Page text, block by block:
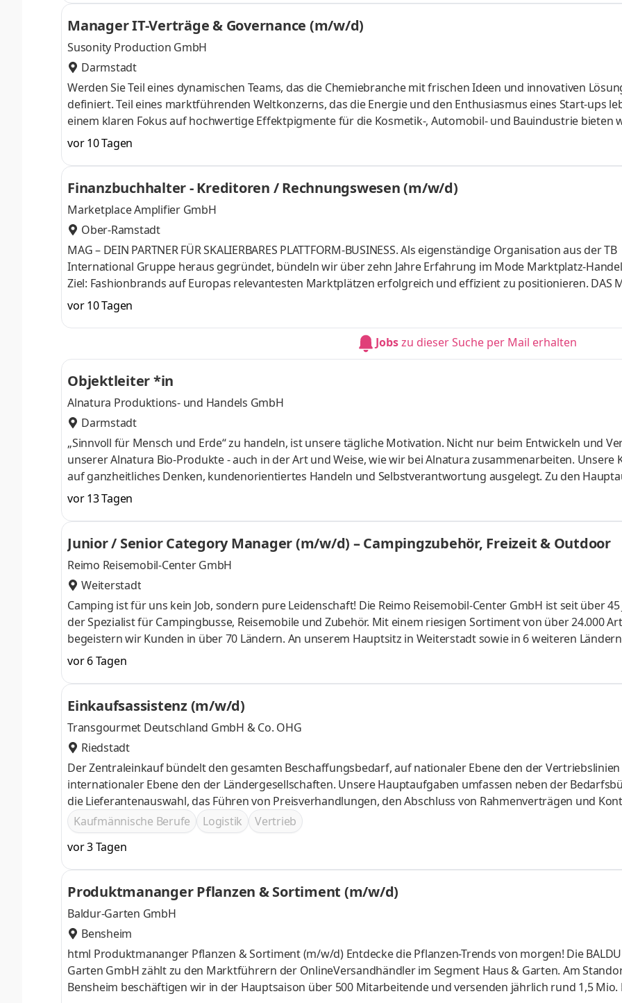
Manager IT-Verträge & Governance (m/w/d)
Susonity Production GmbH
Darmstadt
Werden Sie Teil eines dynamischen Teams, das die Chemiebranche mit frischen Ideen und innovativen
definiert. Teil eines marktführenden Weltkonzerns, das die Energie und den Enthusiasmus eines Start-ups
einem klaren Fokus auf hochwertige Effektpigmente für die Kosmetik-, Automobil- und Bauindustrie bieten
die Möglichkeit, Ihre Fähigkeiten in einem inspirierenden Umfeld zu entfalten. Unsere Produktpalette umfasst
renommierte Marken wie Iriodin®, Colorstream® und Ronastar®. Dabei respektieren wir den Chemie-
mit einer fairen Vergütung, umfassenden Sozialleistungen und gezielte persönliche Förderung. Kommen
und gestalten Sie die brilliante
vor 10 Tagen
Finanzbuchhalter - Kreditoren / Rechnungswesen (m/w/d)
Marketplace Amplifier GmbH
Ober-Ramstadt
MAG – DEIN PARTNER FÜR SKALIERBARES PLATTFORM-BUSINESS. Als eigenständige Organisation aus der TB
International Gruppe heraus gegründet, bündeln wir über zehn Jahre Erfahrung im Mode Marktplatz-
Ziel: Fashionbrands auf Europas relevantesten Marktplätzen erfolgreich und effizient zu positionieren. DAS
UNS AUS Ein ganzheitliches Setup, das alle relevanten Prozesse abbildet – von Einkauf über Content,
Marketing bis hin zu datenbasierter Steuerung. Wir kaufen direkt bei der Brand ein und übernehmen die
operative Umsetzung – für maximale Skalierbarkeit und Performance auf Plattformen wie Zalando, About
vor 10 Tagen
Jobszu dieser Suche per Mail erhalten
Objektleiter *in
Alnatura Produktions- und Handels GmbH
Darmstadt
„Sinnvoll für Mensch und Erde“ zu handeln, ist unsere tägliche Motivation. Nicht nur beim Entwickeln und
unserer Alnatura Bio-Produkte - auch in der Art und Weise, wie wir bei Alnatura zusammenarbeiten. Unsere
auf ganzheitliches Denken, kundenorientiertes Handeln und Selbstverantwortung ausgelegt. Zu den
des über 30-köpfigen Bereichs Bau und Immobilien zählt die Gestaltung und Marktplanung, der Einkauf von
Nichthandelsware als auch die Umsetzung von Neu- und Umbauten unserer Alnatura Super Natur Märkte.
übernimmt und koordiniert der Bereich Bau und Immobilien den Betrieb und die Instandhaltung der über
Märkte und Zentralstandorte. In Vollzeit (40
vor 13 Tagen
Junior / Senior Category Manager (m/w/d) – Campingzubehör, Freizeit & Outdoor
Reimo Reisemobil-Center GmbH
Weiterstadt
Camping ist für uns kein Job, sondern pure Leidenschaft! Die Reimo Reisemobil-Center GmbH ist seit über 45
der Spezialist für Campingbusse, Reisemobile und Zubehör. Mit einem riesigen Sortiment von über 24.000
begeistern wir Kunden in über 70 Ländern. An unserem Hauptsitz in Weiterstadt sowie in 6 weiteren Ländern
arbeiten über 270 Kolleginnen und Kollegen täglich daran, Urlaubsträume wahr zu machen. Diese
wollen wir teilen. Und hier kommen Sie ins Spiel! Für unser Headquarter in Weiterstadt suchen wir einen
strategischen Kopf mit Macher-Mentalität als Junior / Senior Category Manager (m/w/d) Verwaltung |
Berufserfahrene, Berufseinsteiger | 64331 Weiterstadt Aufg
vor 6 Tagen
Einkaufsassistenz (m/w/d)
Transgourmet Deutschland GmbH & Co. OHG
Riedstadt
Der Zentraleinkauf bündelt den gesamten Beschaffungsbedarf, auf nationaler Ebene den der
internationaler Ebene den der Ländergesellschaften. Unsere Hauptaufgaben umfassen neben der
die Lieferantenauswahl, das Führen von Preisverhandlungen, den Abschluss von Rahmenverträgen und
Sie begleiten den kompletten Einkaufsprozess und stellen dabei insbesondere die vorgelagerten und
Prozesse sicher. Die Ergebnisse werden transparent festgehalten, die Abschlüsse an die Konditionspflege
bei Rechnungsdifferenzen klären wir den Sachverhalt auf. Sie haben die Verantwortung für das Monitoring
Kontraktmengen-Reichweiten und das Ein
Kaufmännische Berufe Logistik
Vertrieb
vor 3 Tagen
Produktmananger Pflanzen & Sortiment (m/w/d)
Baldur-Garten GmbH
Bensheim
html Produktmananger Pflanzen & Sortiment (m/w/d) Entdecke die Pflanzen-Trends von morgen! Die BALDUR-
Garten GmbH zählt zu den Marktführern der OnlineVersandhändler im Segment Haus & Garten. Am
Bensheim beschäftigen wir in der Hauptsaison über 500 Mitarbeitende und versenden jährlich rund 1,5 Mio.